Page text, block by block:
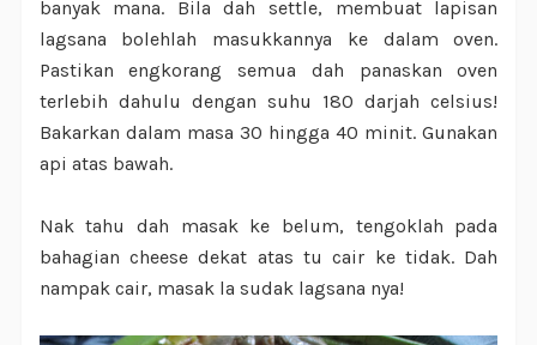
banyak mana. Bila dah settle, membuat lapisan
lagsana bolehlah masukkannya ke dalam oven.
Pastikan engkorang semua dah panaskan oven
terlebih dahulu dengan suhu 180 darjah celsius!
Bakarkan dalam masa 30 hingga 40 minit. Gunakan
api atas bawah.
Nak tahu dah masak ke belum, tengoklah pada
bahagian cheese dekat atas tu cair ke tidak. Dah
nampak cair, masak la sudak lagsana nya!